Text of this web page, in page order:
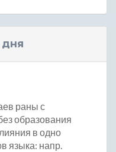
раны с
образования
в одно
языка: напр.